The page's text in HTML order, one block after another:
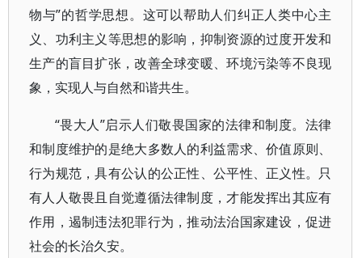
物与”的哲学思想。这可以帮助人们纠正人类中心主
义、功利主义等思想的影响，抑制资源的过度开发和
生产的盲目扩张，改善全球变暖、环境污染等不良现
象，实现人与自然和谐共生。
“畏大人”启示人们敬畏国家的法律和制度。法律
和制度维护的是绝大多数人的利益需求、价值原则、
行为规范，具有公认的公正性、公平性、正义性。只
有人人敬畏且自觉遵循法律制度，才能发挥出其应有
作用，遏制违法犯罪行为，推动法治国家建设，促进
社会的长治久安。